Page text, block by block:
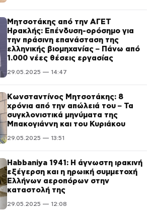
Μητσοτάκης από την ΑΓΕΤ
Ηρακλής: Επένδυση-ορόσημο για
την πράσινη επανάσταση της
ελληνικής βιομηχανίας – Πάνω από
1.000 νέες θέσεις εργασίας
29.05.2025 — 14:47
Κωνσταντίνος Μητσοτάκης: 8
χρόνια από την απώλειά του – Τα
συγκλονιστικά μηνύματα της
Μπακογιάννη και του Κυριάκου
29.05.2025 — 13:51
Habbaniya 1941: Η άγνωστη ιρακινή
εξέγερση και η ηρωική συμμετοχή
Ελλήνων αεροπόρων στην
καταστολή της
29.05.2025 — 12:08